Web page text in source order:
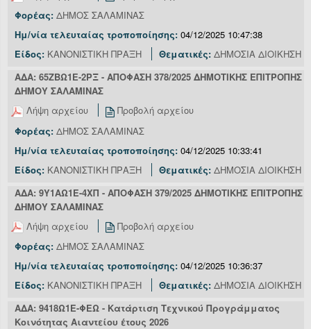
Φορέας: ΔΗΜΟΣ ΣΑΛΑΜΙΝΑΣ
Ημ/νία τελευταίας τροποποίησης: 04/12/2025 10:47:38
Είδος: ΚΑΝΟΝΙΣΤΙΚΗ ΠΡΑΞΗ Θεματικές: ΔΗΜΟΣΙΑ ΔΙΟΙΚΗΣΗ
ΑΔΑ: 65ΖΒΩ1Ε-2ΡΞ - ΑΠΟΦΑΣΗ 378/2025 ΔΗΜΟΤΙΚΗΣ ΕΠΙΤΡΟΠΗΣ
ΔΗΜΟΥ ΣΑΛΑΜΙΝΑΣ
Λήψη αρχείου
Προβολή αρχείου
Φορέας: ΔΗΜΟΣ ΣΑΛΑΜΙΝΑΣ
Ημ/νία τελευταίας τροποποίησης: 04/12/2025 10:33:41
Είδος: ΚΑΝΟΝΙΣΤΙΚΗ ΠΡΑΞΗ Θεματικές: ΔΗΜΟΣΙΑ ΔΙΟΙΚΗΣΗ
ΑΔΑ: 9Υ1ΑΩ1Ε-4ΧΠ - ΑΠΟΦΑΣΗ 379/2025 ΔΗΜΟΤΙΚΗΣ ΕΠΙΤΡΟΠΗΣ
ΔΗΜΟΥ ΣΑΛΑΜΙΝΑΣ
Λήψη αρχείου
Προβολή αρχείου
Φορέας: ΔΗΜΟΣ ΣΑΛΑΜΙΝΑΣ
Ημ/νία τελευταίας τροποποίησης: 04/12/2025 10:36:37
Είδος: ΚΑΝΟΝΙΣΤΙΚΗ ΠΡΑΞΗ Θεματικές: ΔΗΜΟΣΙΑ ΔΙΟΙΚΗΣΗ
ΑΔΑ: 9418Ω1Ε-ΦΕΩ - Κατάρτιση Τεχνικού Προγράμματος
Κοινότητας Αιαντείου έτους 2026